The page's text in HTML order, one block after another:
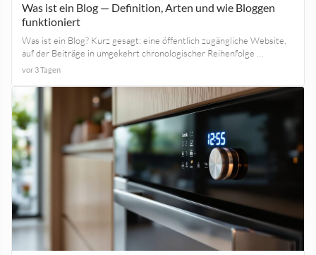
Was ist ein Blog — Definition, Arten und wie Bloggen
funktioniert
Was ist ein Blog? Kurz gesagt: eine öffentlich zugängliche Website,
auf der Beiträge in umgekehrt chronologischer Reihenfolge …
vor 3 Tagen